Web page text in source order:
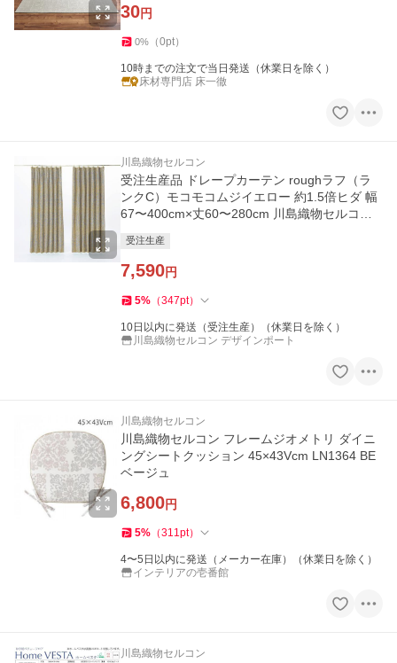
30円
0% （0pt）
10時までの注文で当日発送（休業日を除く）
床材専門店 床一徹
川島織物セルコン
受注生産品 ドレープカーテン roughラフ（ラ
ンクC）モコモコムジイエロー 約1.5倍ヒダ 幅
67〜400cm×丈60〜280cm 川島織物セルコン
受注生産
7,590円
5% （347pt）
10日以内に発送（受注生産）（休業日を除く）
川島織物セルコン デザインポート
川島織物セルコン
川島織物セルコン フレームジオメトリ ダイニ
ングシートクッション 45×43Vcm LN1364 BE
ベージュ
6,800円
5% （311pt）
4〜5日以内に発送（メーカー在庫）（休業日を除く）
インテリアの壱番館
川島織物セルコン